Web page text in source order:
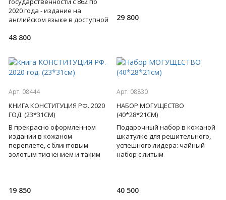
2020 года - издание на
английском языке в доступной
великолепных иллюстраций
48 800
29 800
Арт. 08444
КНИГА КОНСТИТУЦИЯ РФ. 2020
ГОД. (23*31СМ)
В прекрасно оформленном
издании в кожаном
переплете, с блинтовым
золотым тиснением и таким
19 850
Арт. 08830
НАБОР МОГУЩЕСТВО
(40*28*21СМ)
Подарочный набор в кожаной
шкатулке для решительного,
успешного лидера: чайный
набор с литым
40 500